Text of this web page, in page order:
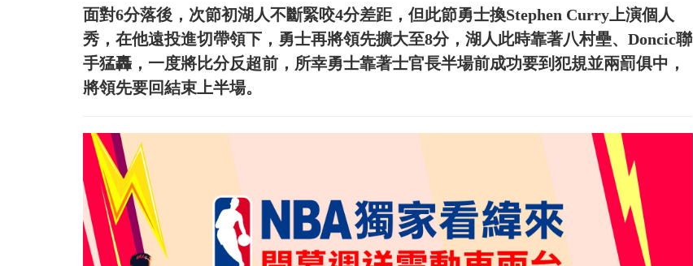
面對6分落後，次節初湖人不斷緊咬4分差距，但此節勇士換Stephen Curry上演個人
秀，在他遠投進切帶領下，勇士再將領先擴大至8分，湖人此時靠著八村壘、Doncic聯
手猛轟，一度將比分反超前，所幸勇士靠著士官長半場前成功要到犯規並兩罰俱中，
將領先要回結束上半場。